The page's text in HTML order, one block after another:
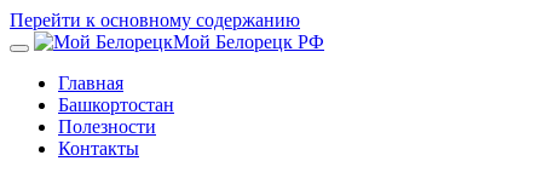
Перейти к основному содержанию
Мой Белорецк РФ
Главная
Башкортостан
Полезности
Контакты